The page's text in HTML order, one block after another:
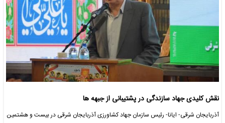
نقش کلیدی جهاد سازندگی در پشتیبانی از جبهه ها
آذربایجان شرقی- ایانا- رئیس سازمان جهاد کشاورزی آذربایجان شرقی در بیست و هشتمین